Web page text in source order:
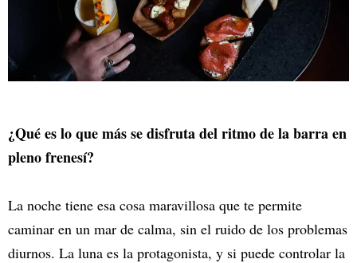
¿Qué es lo que más se disfruta del ritmo de la barra en
pleno frenesí?
La noche tiene esa cosa maravillosa que te permite
caminar en un mar de calma, sin el ruido de los problemas
diurnos. La luna es la protagonista, y si puede controlar la